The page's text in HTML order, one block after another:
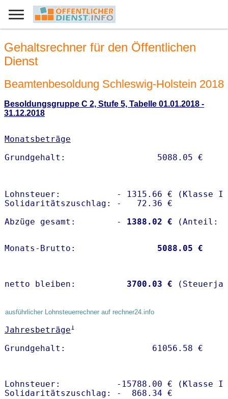
Gehaltsrechner für den Öffentlichen
Dienst
Beamtenbesoldung Schleswig-Holstein 2018
Besoldungsgruppe C 2, Stufe 5, Tabelle 01.01.2018 -
31.12.2018
Monatsbeträge
Lohnsteuer:           - 1315.66 € (Klasse I)
Solidaritätszuschlag: -   72.36 €
Abzüge gesamt:        -
1388.02 €
Monats-Brutto: 5088.05 €
netto bleiben: 3700.03 €
ausführlicher Lohnsteuerrechner auf rechner24.info
Jahresbeträge1
Lohnsteuer:           -15788.00 € (Klasse I)
Solidaritätszuschlag: -  868.34 €